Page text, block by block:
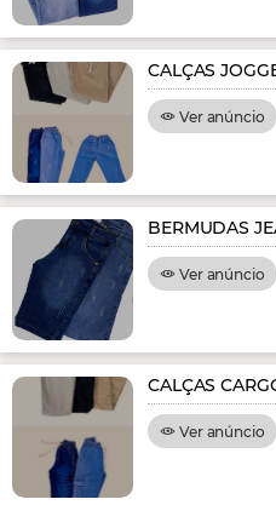
CALÇAS
Ver anúncio
BERMUDAS
Ver anúncio
CALÇAS
Ver anúncio